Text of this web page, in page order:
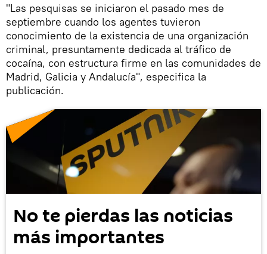
"Las pesquisas se iniciaron el pasado mes de
septiembre cuando los agentes tuvieron
conocimiento de la existencia de una organización
criminal, presuntamente dedicada al tráfico de
cocaína, con estructura firme en las comunidades de
Madrid, Galicia y Andalucía", especifica la
publicación.
No te pierdas las noticias
más importantes